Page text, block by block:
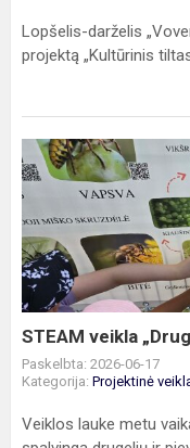
Lopšelis-darželis
projektą „Kultūrinis
STEAM
veikla
„Drugelių
mėgstamos
gėlės“
STEAM veikla
Paskelbta: 2026-06-17
Kategorija: Projektinė
Veiklos lauke metu